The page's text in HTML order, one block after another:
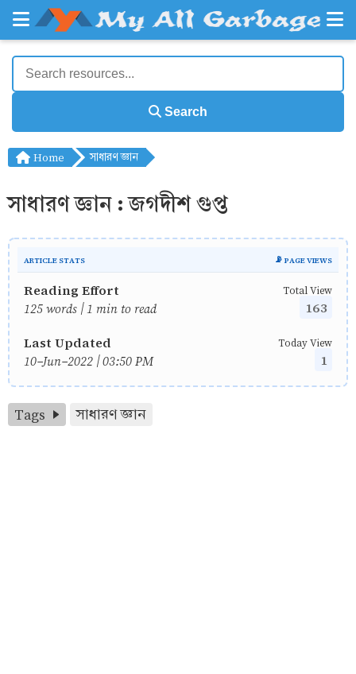
Search
Home সাধারণ জ্ঞান
সাধারণ জ্ঞান : জগদীশ গুপ্ত
ARTICLE STATS 📡 PAGE VIEWS
Reading Effort
125 words | 1 min to read
Total View
163
Last Updated
10-Jun-2022 | 03:50 PM
Today View
1
Tags সাধারণ জ্ঞান